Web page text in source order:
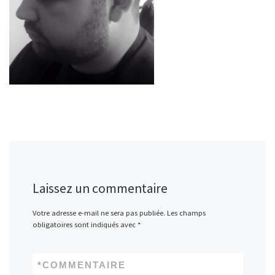
Laissez un commentaire
Votre adresse e-mail ne sera pas publiée. Les champs
obligatoires sont indiqués avec *
COMMENTAIRE
*